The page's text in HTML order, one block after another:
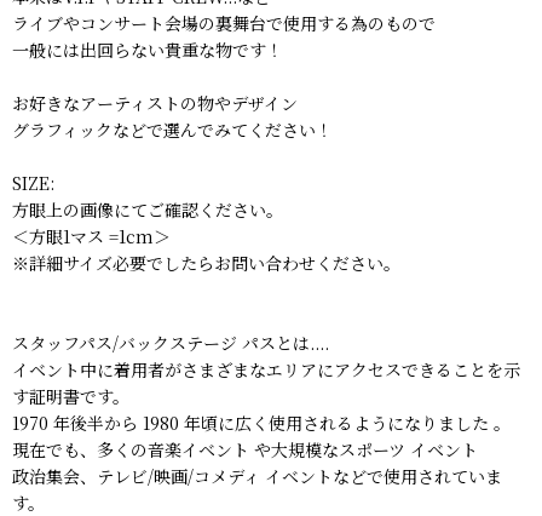
ライブやコンサート会場の裏舞台で使用する為のもので
一般には出回らない貴重な物です！
お好きなアーティストの物やデザイン
グラフィックなどで選んでみてください！
SIZE:
方眼上の画像にてご確認ください。
＜方眼1マス =1cm＞
※詳細サイズ必要でしたらお問い合わせください。
スタッフパス/バックステージ パスとは....
イベント中に着用者がさまざまなエリアにアクセスできることを示
す証明書です。
1970 年後半から 1980 年頃に広く使用されるようになりました 。
現在でも、多くの音楽イベント や大規模なスポーツ イベント
政治集会、テレビ/映画/コメディ イベントなどで使用されていま
す。